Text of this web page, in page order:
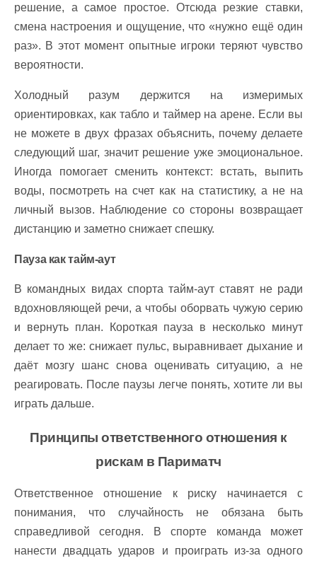
решение, а самое простое. Отсюда резкие ставки,
смена настроения и ощущение, что «нужно ещё один
раз». В этот момент опытные игроки теряют чувство
вероятности.
Холодный разум держится на измеримых
ориентировках, как табло и таймер на арене. Если вы
не можете в двух фразах объяснить, почему делаете
следующий шаг, значит решение уже эмоциональное.
Иногда помогает сменить контекст: встать, выпить
воды, посмотреть на счет как на статистику, а не на
личный вызов. Наблюдение со стороны возвращает
дистанцию и заметно снижает спешку.
Пауза как тайм-аут
В командных видах спорта тайм-аут ставят не ради
вдохновляющей речи, а чтобы оборвать чужую серию
и вернуть план. Короткая пауза в несколько минут
делает то же: снижает пульс, выравнивает дыхание и
даёт мозгу шанс снова оценивать ситуацию, а не
реагировать. После паузы легче понять, хотите ли вы
играть дальше.
Принципы ответственного отношения к
рискам в Париматч
Ответственное отношение к риску начинается с
понимания, что случайность не обязана быть
справедливой сегодня. В спорте команда может
нанести двадцать ударов и проиграть из-за одного